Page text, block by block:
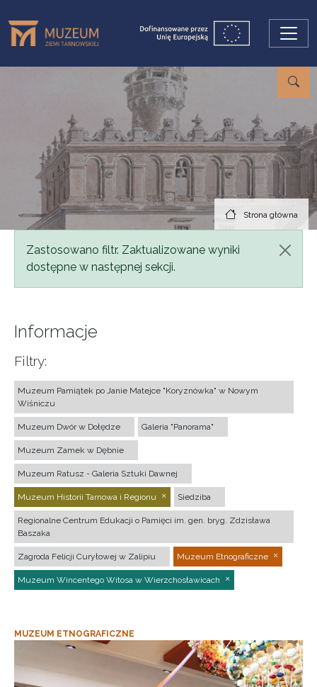
Strona główna
Komunikat
Zastosowano filtr. Zaktualizowane wyniki
dostępne w następnej sekcji.
Informacje
Filtry:
Muzeum Pamiątek po Janie Matejce "Koryznówka" w Nowym
Wiśniczu
Muzeum Dwór w Dołędze Galeria "Panorama"
Muzeum Zamek w Dębnie
Muzeum Ratusz - Galeria Sztuki Dawnej
Muzeum Historii Tarnowa i Regionu Siedziba
Regionalne Centrum Edukacji o Pamięci im. gen. bryg. Zdzisława
Baszaka
Zagroda Felicji Curyłowej w Zalipiu Muzeum Etnograficzne
Muzeum Wincentego Witosa w Wierzchosławicach
MUZEUM ETNOGRAFICZNE